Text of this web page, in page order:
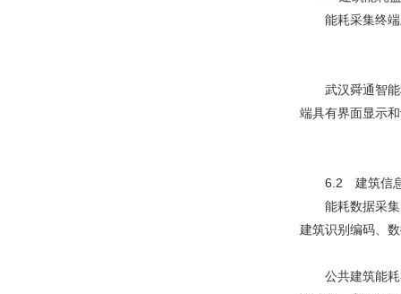
能耗采集终端
武汉舜通智能
端具有界面显示
6.2 建筑信
能耗数据采集
建筑识别编码、
公共建筑能耗